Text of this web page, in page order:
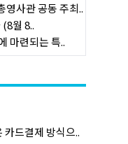
영사관 공동 주최..
월 8..
마련되는 특..
카드결제 방식으..